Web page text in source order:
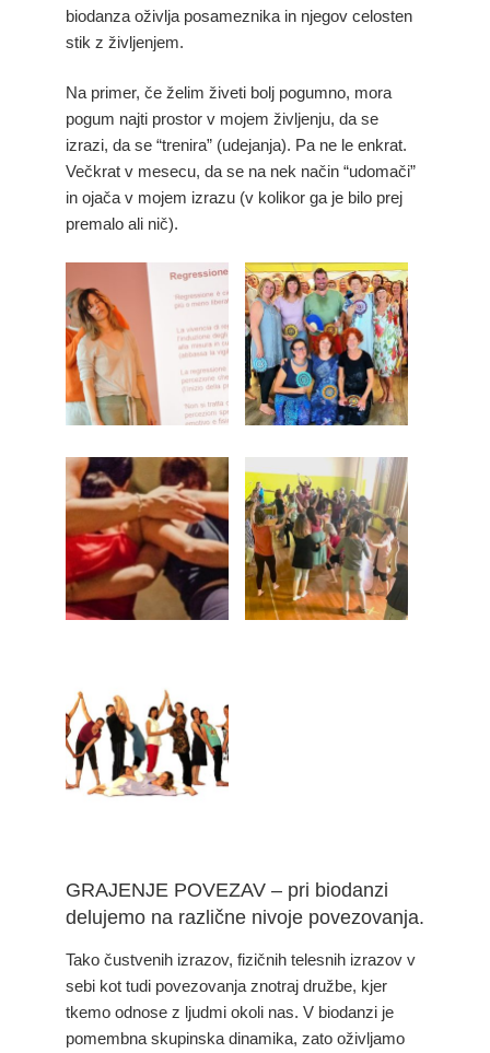
biodanza oživlja posameznika in njegov celosten
stik z življenjem.
Na primer, če želim živeti bolj pogumno, mora
pogum najti prostor v mojem življenju, da se
izrazi, da se “trenira” (udejanja). Pa ne le enkrat.
Večkrat v mesecu, da se na nek način “udomači”
in ojača v mojem izrazu (v kolikor ga je bilo prej
premalo ali nič).
GRAJENJE POVEZAV – pri biodanzi
delujemo na različne nivoje povezovanja.
Tako čustvenih izrazov, fizičnih telesnih izrazov v
sebi kot tudi povezovanja znotraj družbe, kjer
tkemo odnose z ljudmi okoli nas. V biodanzi je
pomembna skupinska dinamika, zato oživljamo